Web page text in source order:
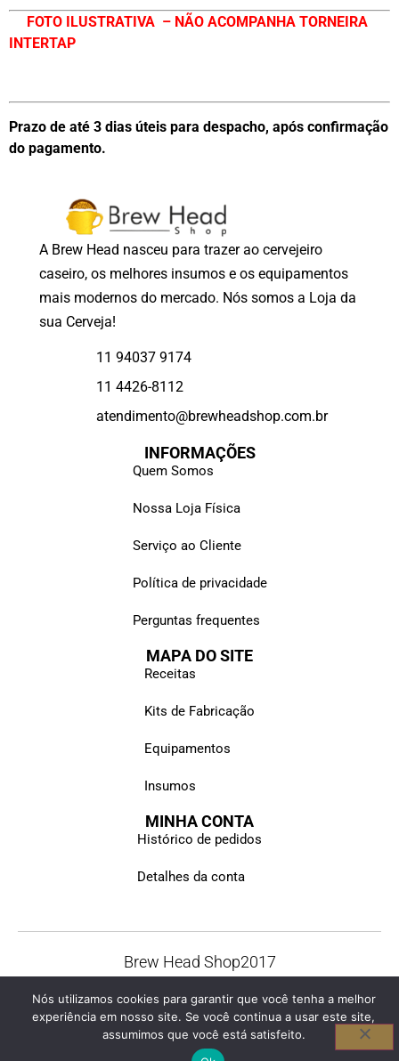
FOTO ILUSTRATIVA – NÃO ACOMPANHA TORNEIRA
INTERTAP
Prazo de até 3 dias úteis para despacho, após confirmação
do pagamento.
A Brew Head nasceu para trazer ao cervejeiro
caseiro, os melhores insumos e os equipamentos
mais modernos do mercado. Nós somos a Loja da
sua Cerveja!
11 94037 9174
11 4426-8112
atendimento@brewheadshop.com.br
INFORMAÇÕES
Quem Somos
Nossa Loja Física
Serviço ao Cliente
Política de privacidade
Perguntas frequentes
MAPA DO SITE
Receitas
Kits de Fabricação
Equipamentos
Insumos
MINHA CONTA
Histórico de pedidos
Detalhes da conta
Brew Head Shop2017
Nós utilizamos cookies para garantir que você tenha a melhor
experiência em nosso site. Se você continua a usar este site,
assumimos que você está satisfeito.